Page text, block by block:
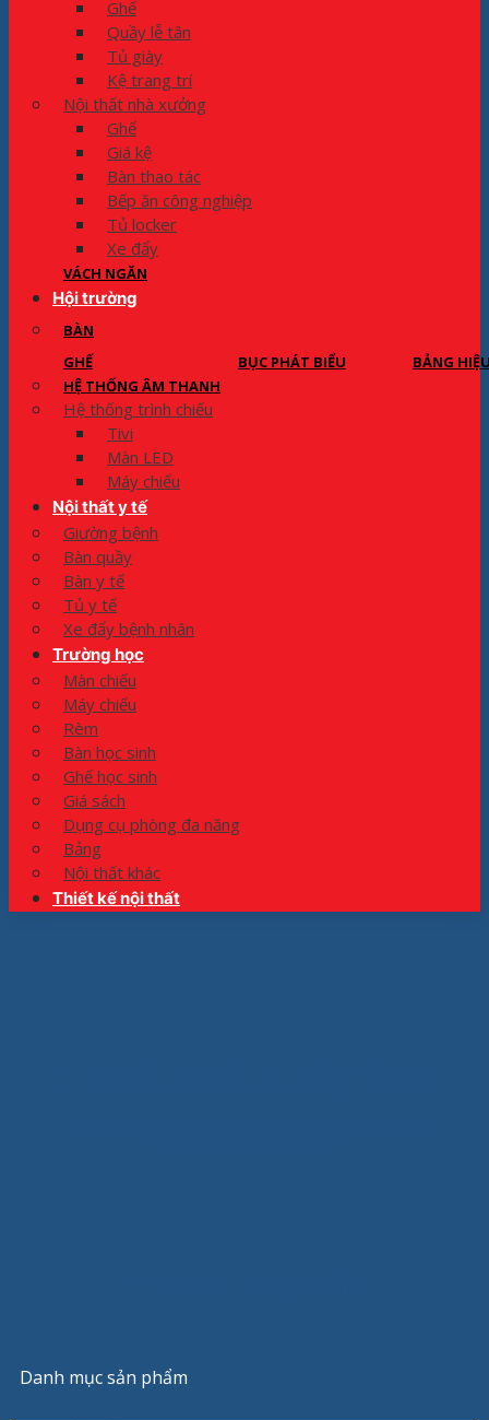
Ghế
Quầy lễ tân
Tủ giày
Kệ trang trí
Nội thất nhà xưởng
Ghế
Giá kệ
Bàn thao tác
Bếp ăn công nghiệp
Tủ locker
Xe đẩy
VÁCH NGĂN
Hội trường
BÀN
GHẾ
BỤC PHÁT BIỂU
BẢNG
HỆ THỐNG ÂM THANH
Hệ thống trình chiếu
Tivi
Màn LED
Máy chiếu
Nội thất y tế
Giường bệnh
Bàn quầy
Bàn y tế
Tủ y tế
Xe đẩy bệnh nhân
Trường học
Màn chiếu
Máy chiếu
Rèm
Bàn học sinh
Ghế học sinh
Giá sách
Dụng cụ phòng đa năng
Bảng
Nội thất khác
Thiết kế nội thất
Danh mục sản phẩm